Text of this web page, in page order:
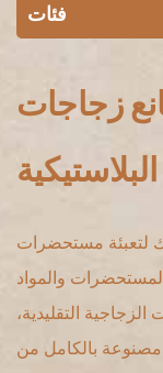
فئات
زجاجات
لتعبئة مستحضرات
والمواد
التقليدية،
مصنوعة بالكامل من